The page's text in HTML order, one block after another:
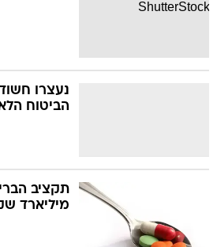
נעצרו
הביטוח
תקציב
מיליארד